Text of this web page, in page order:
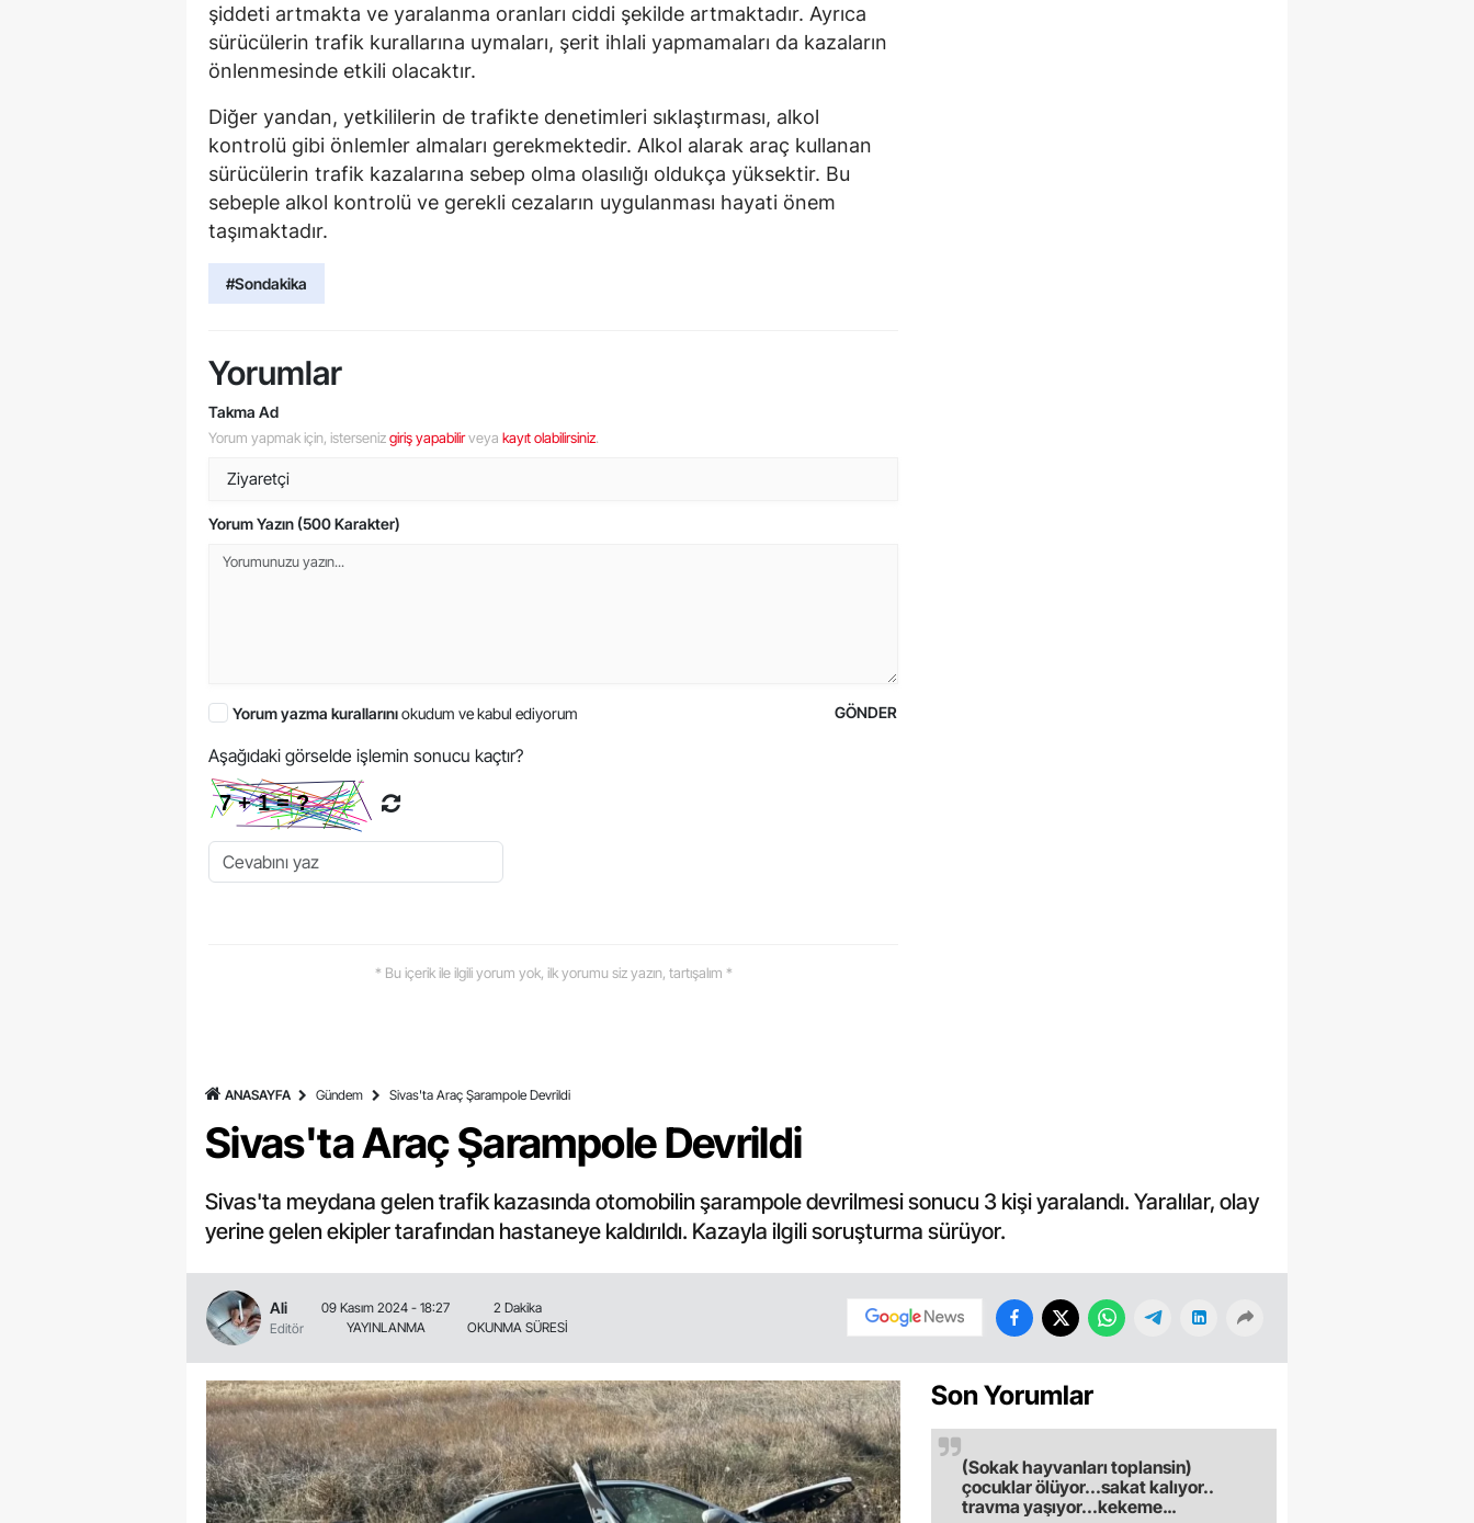
şiddeti artmakta ve yaralanma oranları ciddi şekilde artmaktadır. Ayrıca
sürücülerin trafik kurallarına uymaları, şerit ihlali yapmamaları da kazaların
önlenmesinde etkili olacaktır.
Diğer yandan, yetkililerin de trafikte denetimleri sıklaştırması, alkol
kontrolü gibi önlemler almaları gerekmektedir. Alkol alarak araç kullanan
sürücülerin trafik kazalarına sebep olma olasılığı oldukça yüksektir. Bu
sebeple alkol kontrolü ve gerekli cezaların uygulanması hayati önem
taşımaktadır.
#Sondakika
Yorumlar
Takma Ad
Yorum yapmak için, istersenizgiriş yapabilirveya kayıt olabilirsiniz.
Yorum Yazın (500 Karakter)
GÖNDER
Yorum yazma kurallarınıokudum ve kabul ediyorum
Aşağıdaki görselde işlemin sonucu kaçtır?
* Bu içerik ile ilgili yorum yok, ilk yorumu siz yazın, tartışalım *
ANASAYFA Gündem Sivas'ta Araç Şarampole Devrildi
Sivas'ta Araç Şarampole Devrildi
Sivas'ta meydana gelen trafik kazasında otomobilin şarampole devrilmesi sonucu 3 kişi yaralandı. Yaralılar, olay
yerine gelen ekipler tarafından hastaneye kaldırıldı. Kazayla ilgili soruşturma sürüyor.
Ali
Editör
09 Kasım 2024 - 18:27
YAYINLANMA
2 Dakika
OKUNMA SÜRESİ
Son Yorumlar
(Sokak hayvanları toplansin)
çocuklar ölüyor...sakat kalıyor..
travma yaşıyor...kekeme